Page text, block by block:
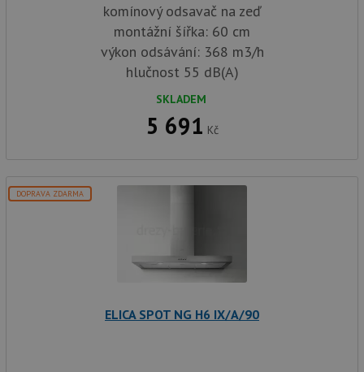
komínový odsavač na zeď
montážní šířka: 60 cm
výkon odsávání: 368 m3/h
hlučnost 55 dB(A)
SKLADEM
5 691 Kč
DOPRAVA ZDARMA
ELICA SPOT NG H6 IX/A/90